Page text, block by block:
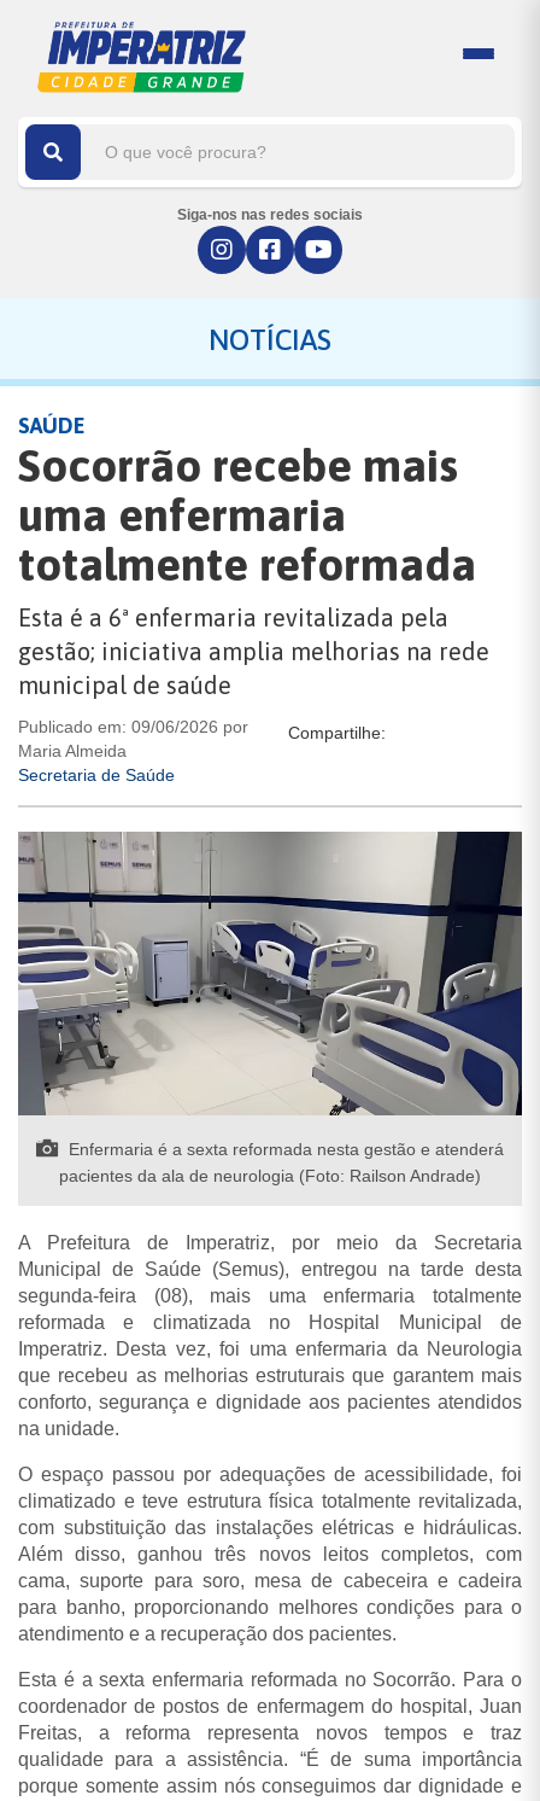
Siga-nos nas redes sociais
NOTÍCIAS
SAÚDE
Socorrão recebe mais
uma enfermaria
totalmente reformada
Esta é a 6ª enfermaria revitalizada pela
gestão; iniciativa amplia melhorias na rede
municipal de saúde
Publicado em: 09/06/2026 por
Maria Almeida
Secretaria de Saúde
Compartilhe:
Enfermaria é a sexta reformada nesta gestão e atenderá
pacientes da ala de neurologia (Foto: Railson Andrade)
A Prefeitura de Imperatriz, por meio da Secretaria
Municipal de Saúde (Semus), entregou na tarde desta
segunda-feira (08), mais uma enfermaria totalmente
reformada e climatizada no Hospital Municipal de
Imperatriz. Desta vez, foi uma enfermaria da Neurologia
que recebeu as melhorias estruturais que garantem mais
conforto, segurança e dignidade aos pacientes atendidos
na unidade.
O espaço passou por adequações de acessibilidade, foi
climatizado e teve estrutura física totalmente revitalizada,
com substituição das instalações elétricas e hidráulicas.
Além disso, ganhou três novos leitos completos, com
cama, suporte para soro, mesa de cabeceira e cadeira
para banho, proporcionando melhores condições para o
atendimento e a recuperação dos pacientes.
Esta é a sexta enfermaria reformada no Socorrão. Para o
coordenador de postos de enfermagem do hospital, Juan
Freitas, a reforma representa novos tempos e traz
qualidade para a assistência. “É de suma importância
porque somente assim nós conseguimos dar dignidade e